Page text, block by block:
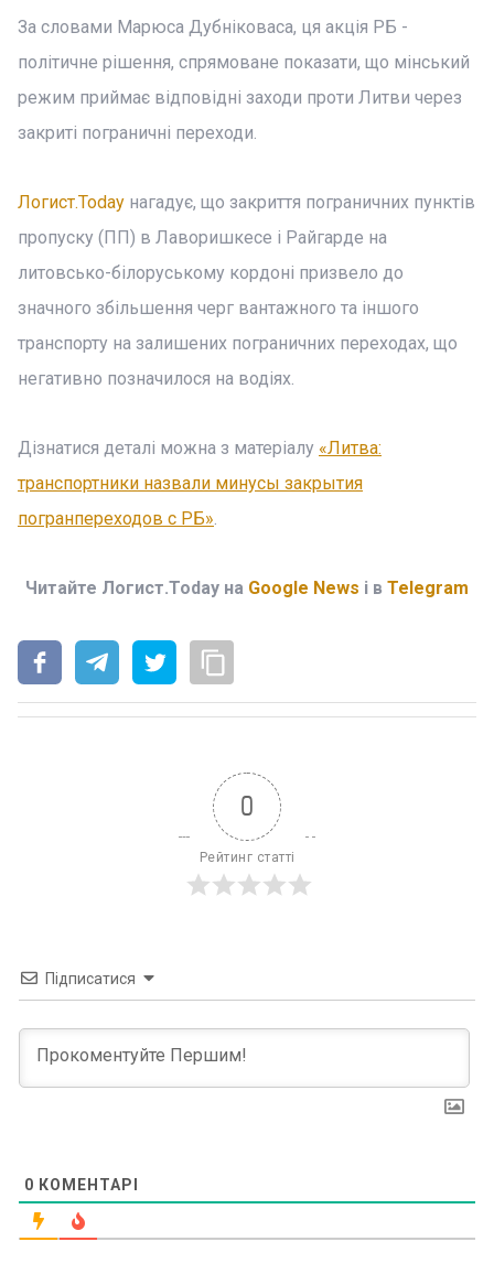
За словами Марюса Дубніковаса, ця акція РБ -
політичне рішення, спрямоване показати, що мінський
режим приймає відповідні заходи проти Литви через
закриті пограничні переходи.
Логист.Today нагадує, що закриття пограничних пунктів
пропуску (ПП) в Лаворишкесе і Райгарде на
литовсько-білоруському кордоні призвело до
значного збільшення черг вантажного та іншого
транспорту на залишених пограничних переходах, що
негативно позначилося на водіях.
Дізнатися деталі можна з матеріалу «Литва:
транспортники назвали минусы закрытия
погранпереходов с РБ».
Читайте Логист.Today на Google News і в Telegram
0
Рейтинг статті
Підписатися
0 КОМЕНТАРІ